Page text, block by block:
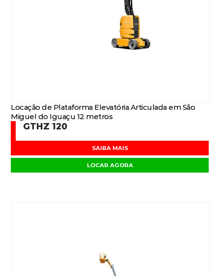
Locação de Plataforma Elevatória Articulada em São
Miguel do Iguaçu 12 metros
GTHZ 120
SAIBA MAIS
LOCAR AGORA